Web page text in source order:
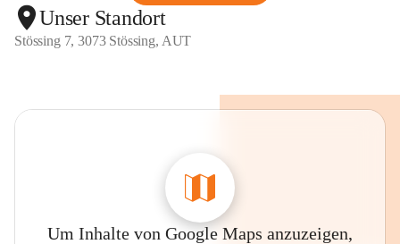
Unser Standort
Stössing 7, 3073 Stössing, AUT
Um Inhalte von Google Maps anzuzeigen,